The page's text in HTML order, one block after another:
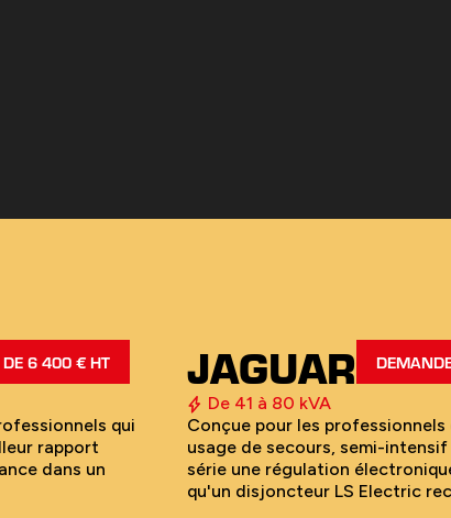
6 400 € HT
qui
rapport
dans un
JAGUAR
De 41 à 80 kVA
Conçue pour les
usage de secours, semi-
série une régulation
qu'un disjoncteur LS Electric